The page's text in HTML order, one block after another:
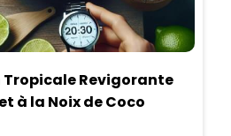
Tropicale Revigorante
à la Noix de Coco